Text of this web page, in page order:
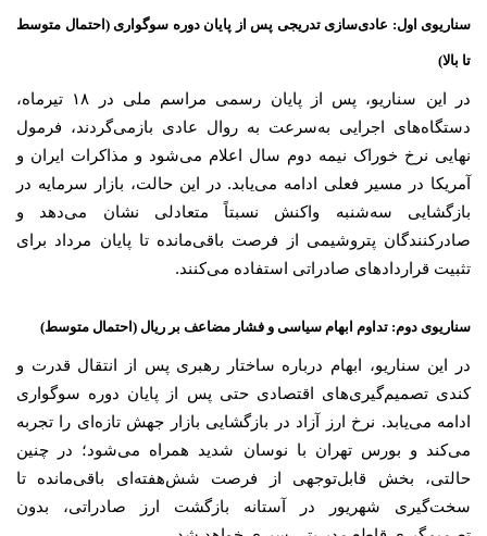
سناریوی اول: عادی‌سازی تدریجی پس از پایان دوره سوگواری (احتمال متوسط
تا بالا)
در این سناریو، پس از پایان رسمی مراسم ملی در ۱۸ تیرماه،
دستگاه‌های اجرایی به‌سرعت به روال عادی بازمی‌گردند، فرمول
نهایی نرخ خوراک نیمه دوم سال اعلام می‌شود و مذاکرات ایران و
آمریکا در مسیر فعلی ادامه می‌یابد. در این حالت، بازار سرمایه در
بازگشایی سه‌شنبه واکنش نسبتاً متعادلی نشان می‌دهد و
صادرکنندگان پتروشیمی از فرصت باقی‌مانده تا پایان مرداد برای
تثبیت قراردادهای صادراتی استفاده می‌کنند.
سناریوی دوم: تداوم ابهام سیاسی و فشار مضاعف بر ریال (احتمال متوسط)
در این سناریو، ابهام درباره ساختار رهبری پس از انتقال قدرت و
کندی تصمیم‌گیری‌های اقتصادی حتی پس از پایان دوره سوگواری
ادامه می‌یابد. نرخ ارز آزاد در بازگشایی بازار جهش تازه‌ای را تجربه
می‌کند و بورس تهران با نوسان شدید همراه می‌شود؛ در چنین
حالتی، بخش قابل‌توجهی از فرصت شش‌هفته‌ای باقی‌مانده تا
سخت‌گیری شهریور در آستانه بازگشت ارز صادراتی، بدون